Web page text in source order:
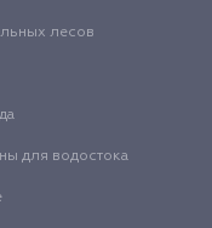
лесов
для водостока